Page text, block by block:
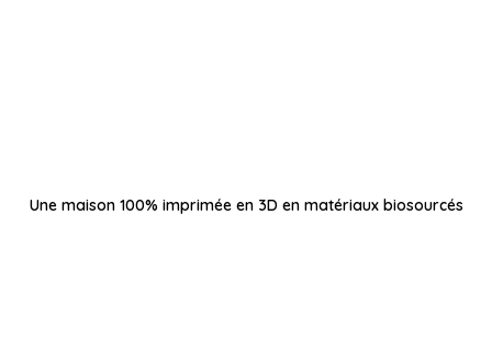
Une maison 100% imprimée en 3D en matériaux biosourcés